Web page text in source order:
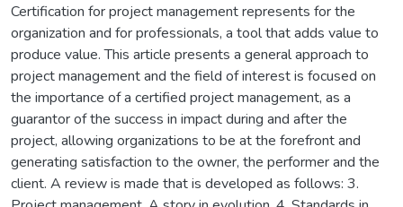
Certification for project management represents for the
organization and for professionals, a tool that adds value to
produce value. This article presents a general approach to
project management and the field of interest is focused on
the importance of a certified project management, as a
guarantor of the success in impact during and after the
project, allowing organizations to be at the forefront and
generating satisfaction to the owner, the performer and the
client. A review is made that is developed as follows: 3.